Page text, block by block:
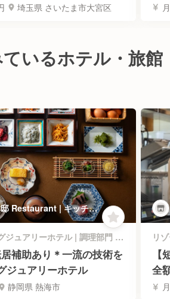
埼玉県 さいたま市大宮区
いるホテル・旅館
Restaurant | キッチン
リゾートホテル, ラグジュアリーホテル | 調理部門 | キッチンスタッフ
居補助あり＊一流の技術を
ジュアリーホテル
静岡県 熱海市
全